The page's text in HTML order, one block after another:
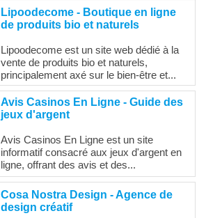
Lipoodecome - Boutique en ligne
de produits bio et naturels
Lipoodecome est un site web dédié à la
vente de produits bio et naturels,
principalement axé sur le bien-être et...
Avis Casinos En Ligne - Guide des
jeux d'argent
Avis Casinos En Ligne est un site
informatif consacré aux jeux d'argent en
ligne, offrant des avis et des...
Cosa Nostra Design - Agence de
design créatif